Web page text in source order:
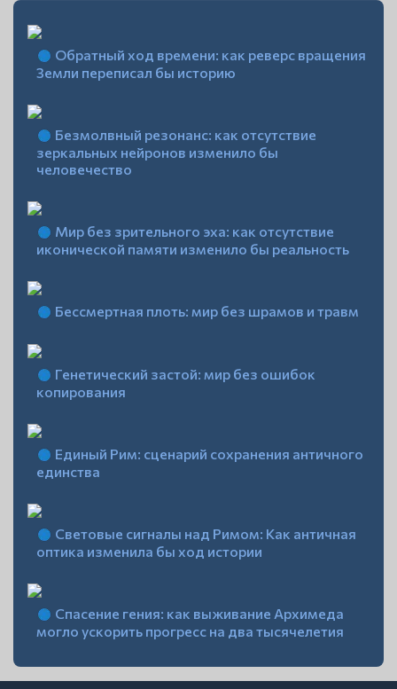
Обратный ход времени: как реверс вращения
Земли переписал бы историю
Безмолвный резонанс: как отсутствие
зеркальных нейронов изменило бы
человечество
Мир без зрительного эха: как отсутствие
иконической памяти изменило бы реальность
Бессмертная плоть: мир без шрамов и травм
Генетический застой: мир без ошибок
копирования
Единый Рим: сценарий сохранения античного
единства
Световые сигналы над Римом: Как античная
оптика изменила бы ход истории
Спасение гения: как выживание Архимеда
могло ускорить прогресс на два тысячелетия